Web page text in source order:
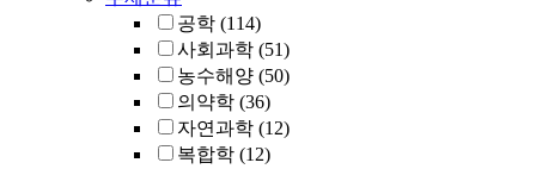
공학 (114)
사회과학 (51)
농수해양 (50)
의약학 (36)
자연과학 (12)
복합학 (12)